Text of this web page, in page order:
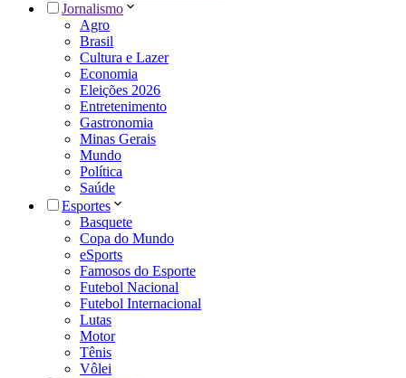
Jornalismo
Agro
Brasil
Cultura e Lazer
Economia
Eleições 2026
Entretenimento
Gastronomia
Minas Gerais
Mundo
Política
Saúde
Esportes
Basquete
Copa do Mundo
eSports
Famosos do Esporte
Futebol Nacional
Futebol Internacional
Lutas
Motor
Tênis
Vôlei